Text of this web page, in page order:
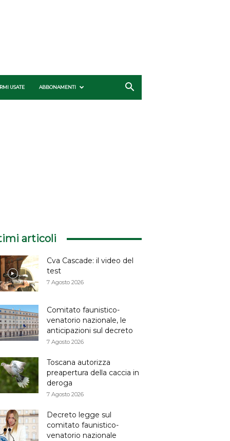
USATE ABBONAMENTI
articoli
Cva Cascade: il video del
test
7 Agosto 2026
Comitato faunistico-
venatorio nazionale, le
anticipazioni sul decreto
7 Agosto 2026
Toscana autorizza
preapertura della caccia in
deroga
7 Agosto 2026
Decreto legge sul
comitato faunistico-
venatorio nazionale